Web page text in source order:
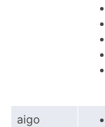
aigo